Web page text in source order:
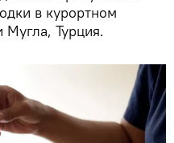
в курортном
Мугла, Турция.